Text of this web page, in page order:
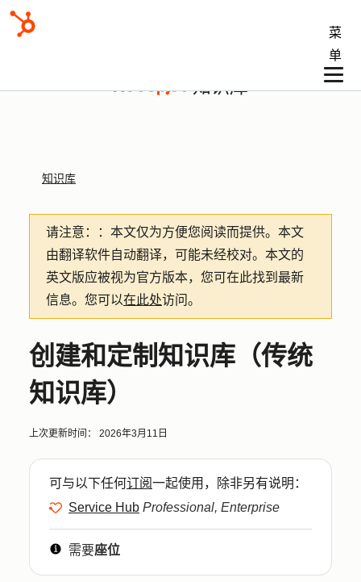
菜
单
知识库
知识库
请注意： ：本文仅为方便您阅读而提供。 本文
由翻译软件自动翻译，可能未经校对。本文的
英文版应被视为官方版本，您可在此找到最新
信息。您可以在此处访问。
创建和定制知识库（传统
知识库）
上次更新时间： 2026年3月11日
可与以下任何订阅一起使用，除非另有说明：
Service Hub Professional, Enterprise
需要座位